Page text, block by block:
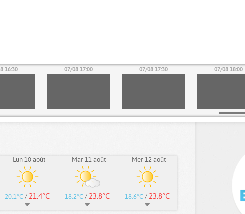
16:30 07/08 17:00 07/08 17:30 07/08 18:00
Lun 10 août
20.1°C / 21.4°C
Mar 11 août
18.2°C / 23.8°C
Mer 12 août
18.6°C / 23.8°C